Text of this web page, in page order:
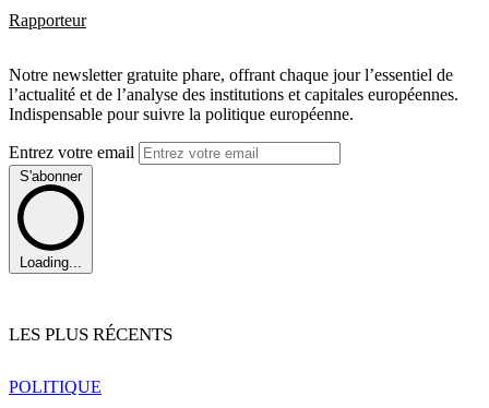
Rapporteur
Notre newsletter gratuite phare, offrant chaque jour l’essentiel de
l’actualité et de l’analyse des institutions et capitales européennes.
Indispensable pour suivre la politique européenne.
Entrez votre email
S'abonner
Loading...
LES PLUS RÉCENTS
POLITIQUE